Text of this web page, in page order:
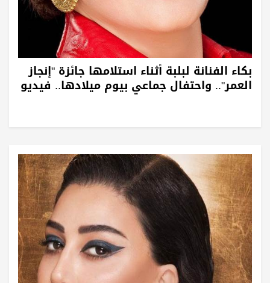
بكاء الفنانة لبلبة أثناء استلامها جائزة "إنجاز
العمر".. واحتفال جماعي بيوم ميلادها.. فيديو